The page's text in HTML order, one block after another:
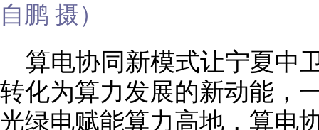
自鹏 摄）
算电协同新模式让宁夏中
转化为算力发展的新动能，
光绿电赋能算力高地，算电